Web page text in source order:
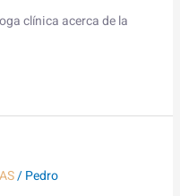
clínica acerca de la
/Pedro